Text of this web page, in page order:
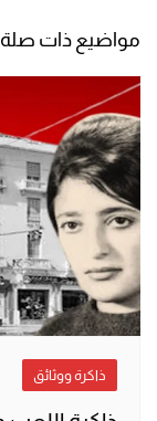
مواضيع ذات صلة
ذاكرة ووثائق